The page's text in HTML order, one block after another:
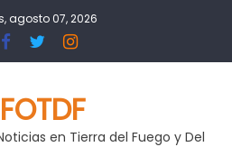
agosto 07, 2026
en Tierra del Fuego y Del